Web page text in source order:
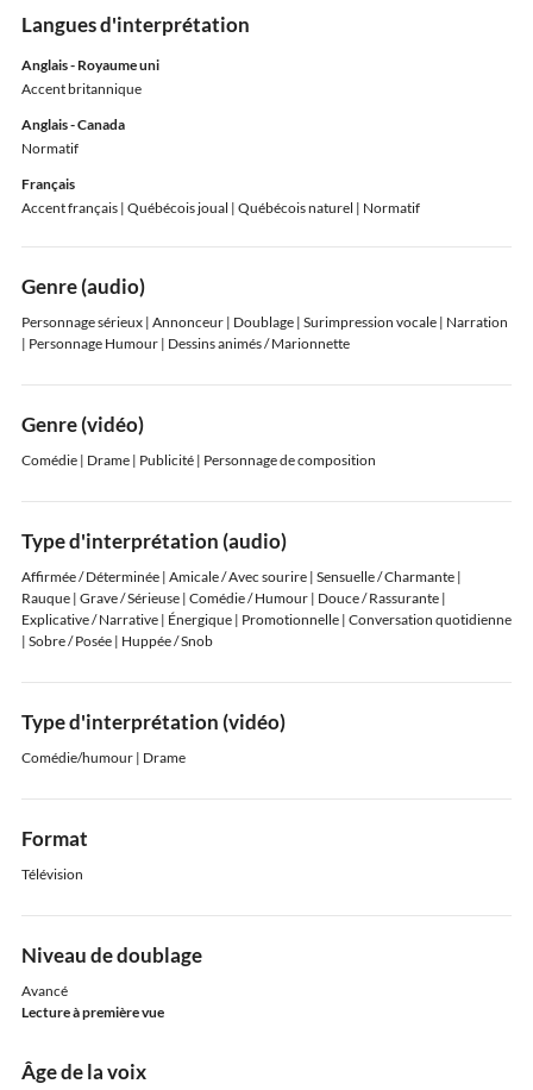
Langues d'interprétation
Anglais - Royaume uni
Accent britannique
Anglais - Canada
Normatif
Français
Accent français| Québécois joual | Québécois naturel | Normatif
Genre (audio)
Personnage sérieux | Annonceur | Doublage | Surimpression vocale | Narration
| Personnage Humour | Dessins animés / Marionnette
Genre (vidéo)
Comédie | Drame | Publicité | Personnage de composition
Type d'interprétation (audio)
Affirmée / Déterminée | Amicale / Avec sourire | Sensuelle / Charmante |
Rauque | Grave / Sérieuse | Comédie / Humour | Douce / Rassurante |
Explicative / Narrative | Énergique | Promotionnelle | Conversation quotidienne
| Sobre / Posée | Huppée / Snob
Type d'interprétation (vidéo)
Comédie/humour | Drame
Format
Télévision
Niveau de doublage
Avancé
Lecture à première vue
Âge de la voix